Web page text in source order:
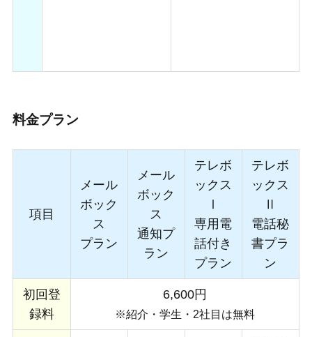
料金プラン
項目
メール
ボック
ス
プラン
メール
ボック
ス
通知プ
ラン
テレボ
ックス
Ⅰ
専用電
話付き
プラン
テレボ
ックス
Ⅱ
電話秘
書プラ
ン
初回登
録料
6,600円
※紹介・学生・2社目は無料